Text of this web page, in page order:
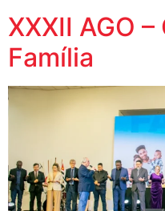
XXXII AGO
Família